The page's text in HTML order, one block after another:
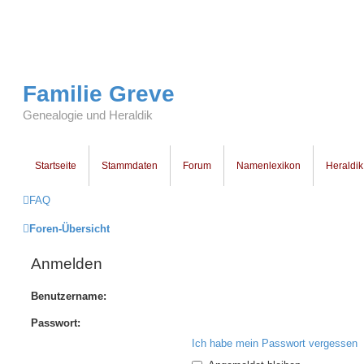
Familie Greve
Genealogie und Heraldik
Startseite Stammdaten Forum Namenlexikon Heraldik
FAQ
Foren-Übersicht
Anmelden
Benutzername:
Passwort:
Ich habe mein Passwort vergessen